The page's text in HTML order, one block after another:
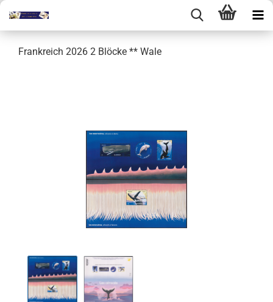
Frankreich 2026 2 Blöcke ** Wale